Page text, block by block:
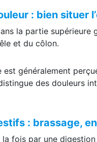
: bien situer
la partie
et du côlon.
est généralement
des douleurs
: brassage,
la fois par une